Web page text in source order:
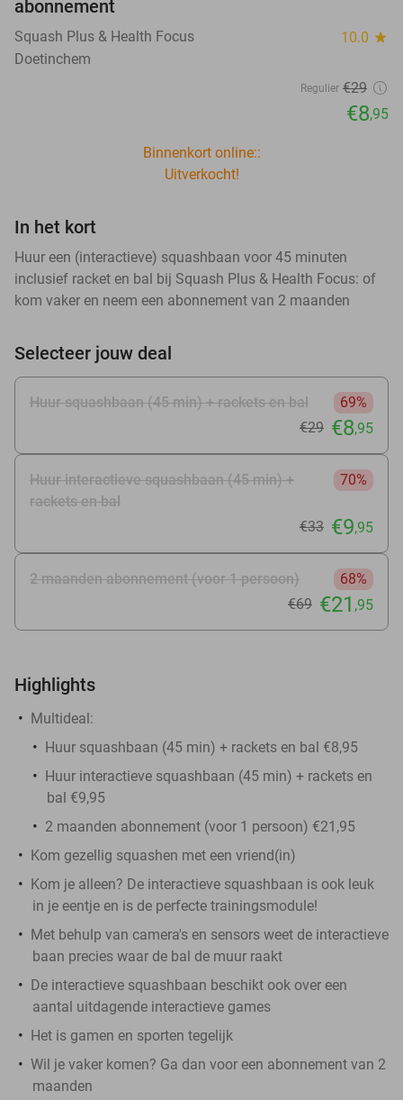
abonnement
Squash Plus & Health Focus 10.0 star
Doetinchem
Regulier €29
€8,95
Binnenkort online::
Uitverkocht!
In het kort
Huur een (interactieve) squashbaan voor 45 minuten
inclusief racket en bal bij Squash Plus & Health Focus: of
kom vaker en neem een abonnement van 2 maanden
Selecteer jouw deal
Huur squashbaan (45 min) + rackets en bal
69%
€29 €8,95
Huur interactieve squashbaan (45 min) +
rackets en bal
70%
€33 €9,95
2 maanden abonnement (voor 1 persoon)
68%
€69 €21 ,95
Highlights
Multideal:
Huur squashbaan (45 min) + rackets en bal €8,95
Huur interactieve squashbaan (45 min) + rackets en
bal €9,95
2 maanden abonnement (voor 1 persoon) €21,95
Kom gezellig squashen met een vriend(in)
Kom je alleen? De interactieve squashbaan is ook leuk
in je eentje en is de perfecte trainingsmodule!
Met behulp van camera's en sensors weet de interactieve
baan precies waar de bal de muur raakt
De interactieve squashbaan beschikt ook over een
aantal uitdagende interactieve games
Het is gamen en sporten tegelijk
Wil je vaker komen? Ga dan voor een abonnement van 2
maanden